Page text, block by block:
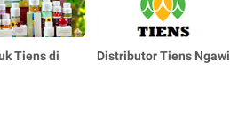
Tiens di
Distributor Tiens Ngawi